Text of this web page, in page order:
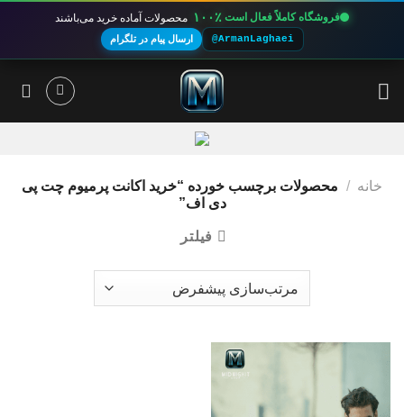
فروشگاه کاملاً فعال است ۱۰۰٪ محصولات آماده خرید می‌باشند
@ArmanLaghaei ارسال پیام در تلگرام
خانه / محصولات برچسب خورده “خرید اکانت پرمیوم چت پی
دی اف”
فیلتر